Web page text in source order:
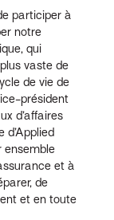
participer à
notre
qui
vaste de
de vie de
président
d’affaires
ensemble
et à
de
et en toute